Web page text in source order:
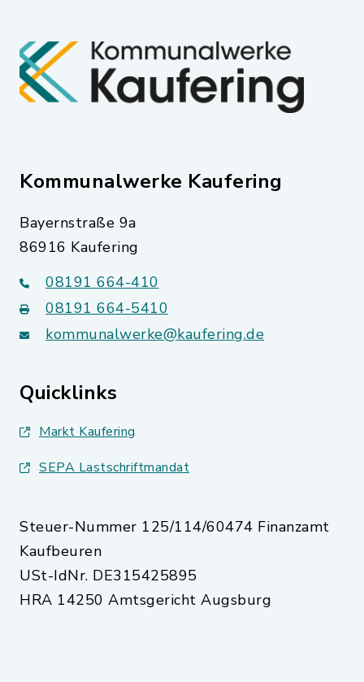
Kommunalwerke Kaufering
Bayernstraße 9a
86916 Kaufering
08191 664-410
08191 664-5410
kommunalwerke@kaufering.de
Quicklinks
Markt Kaufering
SEPA Lastschriftmandat
Steuer-Nummer 125/114/60474 Finanzamt
Kaufbeuren
USt-IdNr. DE315425895
HRA 14250 Amtsgericht Augsburg